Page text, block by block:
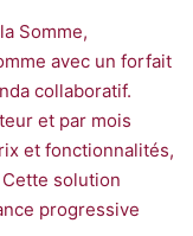
Somme,
avec un forfait
collaboratif.
et par mois
et fonctionnalités,
solution
progressive